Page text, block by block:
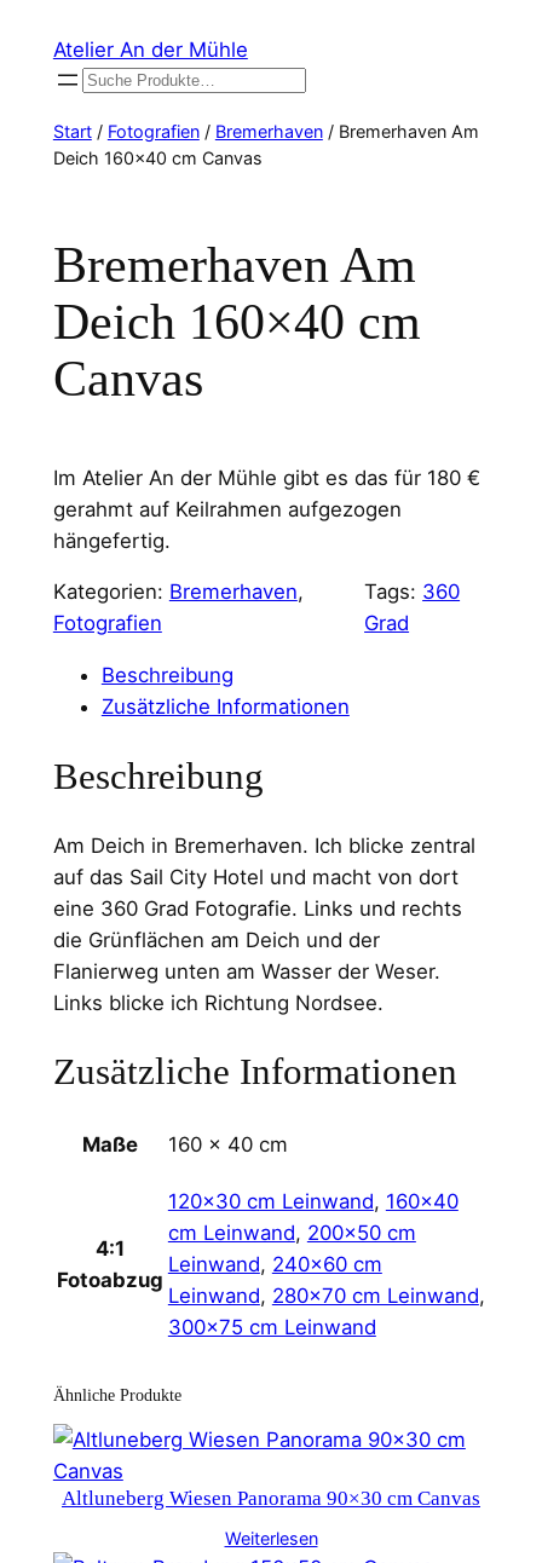
Inhalt
springen
Atelier An der Mühle
Suchen
Start/ Fotografien/ Bremerhaven/ Bremerhaven Am
Deich 160×40 cm Canvas
Bremerhaven Am
Deich 160×40 cm
Canvas
Im Atelier An der Mühle gibt es das für 180 €
gerahmt auf Keilrahmen aufgezogen
hängefertig.
Kategorien: Bremerhaven
Fotografien
Tags: 360
Grad
Beschreibung
Zusätzliche Informationen
Beschreibung
Am Deich in Bremerhaven. Ich blicke zentral
auf das Sail City Hotel und macht von dort
eine 360 Grad Fotografie. Links und rechts
die Grünflächen am Deich und der
Flanierweg unten am Wasser der Weser.
Links blicke ich Richtung Nordsee.
Zusätzliche Informationen
Maße 160 × 40 cm
4:1
Fotoabzug
120×30 cm Leinwand, 160×40
cm Leinwand, 200×50 cm
Leinwand, 240×60 cm
Leinwand, 280×70 cm Leinwand,
300×75 cm Leinwand
Ähnliche Produkte
Altluneberg Wiesen Panorama 90×30 cm Canvas
Weiterlesen